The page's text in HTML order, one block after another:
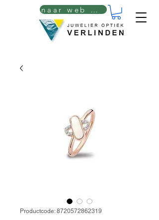
naar web winkel
Productcode: 8720572862319